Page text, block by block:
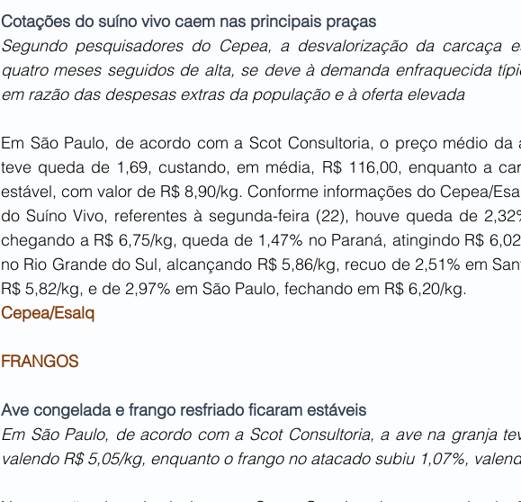
Cotações do suíno vivo caem nas principais praças
Segundo pesquisadores do Cepea, a desvalorização da carcaça
quatro meses seguidos de alta, se deve à demanda enfraquecida
em razão das despesas extras da população e à oferta elevada
Em São Paulo, de acordo com a Scot Consultoria, o preço médio da
teve queda de 1,69, custando, em média, R$ 116,00, enquanto a
estável, com valor de R$ 8,90/kg. Conforme informações do Cepea/
do Suíno Vivo, referentes à segunda-feira (22), houve queda de
chegando a R$ 6,75/kg, queda de 1,47% no Paraná, atingindo R$
no Rio Grande do Sul, alcançando R$ 5,86/kg, recuo de 2,51% em
R$ 5,82/kg, e de 2,97% em São Paulo, fechando em R$ 6,20/kg.
Cepea/Esalq
FRANGOS
Ave congelada e frango resfriado ficaram estáveis
Em São Paulo, de acordo com a Scot Consultoria, a ave na granja
valendo R$ 5,05/kg, enquanto o frango no atacado subiu 1,07%,